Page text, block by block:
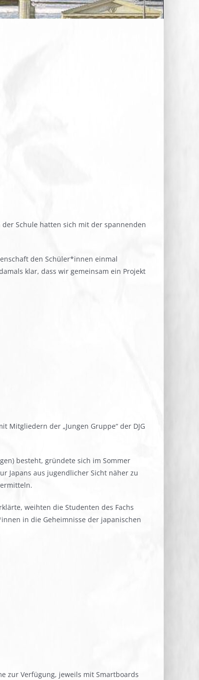
Schule hatten sich mit der spannenden
den Schüler*innen einmal
klar, dass wir gemeinsam ein Projekt
Mitgliedern der „Jungen Gruppe“ der DJG
besteht, gründete sich im Sommer
Japans aus jugendlicher Sicht näher zu
weihten die Studenten des Fachs
in die Geheimnisse der japanischen
zur Verfügung, jeweils mit Smartboards